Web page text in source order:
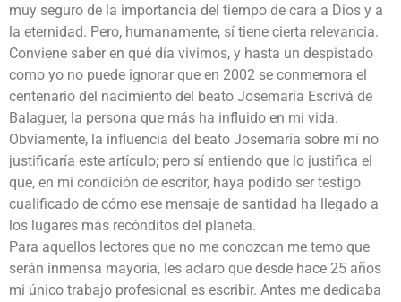
muy seguro de la importancia del tiempo de cara a Dios y a
la eternidad. Pero, humanamente, sí tiene cierta relevancia.
Conviene saber en qué día vivimos, y hasta un despistado
como yo no puede ignorar que en 2002 se conmemora el
centenario del nacimiento del beato Josemaría Escrivá de
Balaguer, la persona que más ha influido en mi vida.
Obviamente, la influencia del beato Josemaría sobre mí no
justificaría este artículo; pero sí entiendo que lo justifica el
que, en mi condición de escritor, haya podido ser testigo
cualificado de cómo ese mensaje de santidad ha llegado a
los lugares más recónditos del planeta.
Para aquellos lectores que no me conozcan me temo que
serán inmensa mayoría, les aclaro que desde hace 25 años
mi único trabajo profesional es escribir. Antes me dedicaba